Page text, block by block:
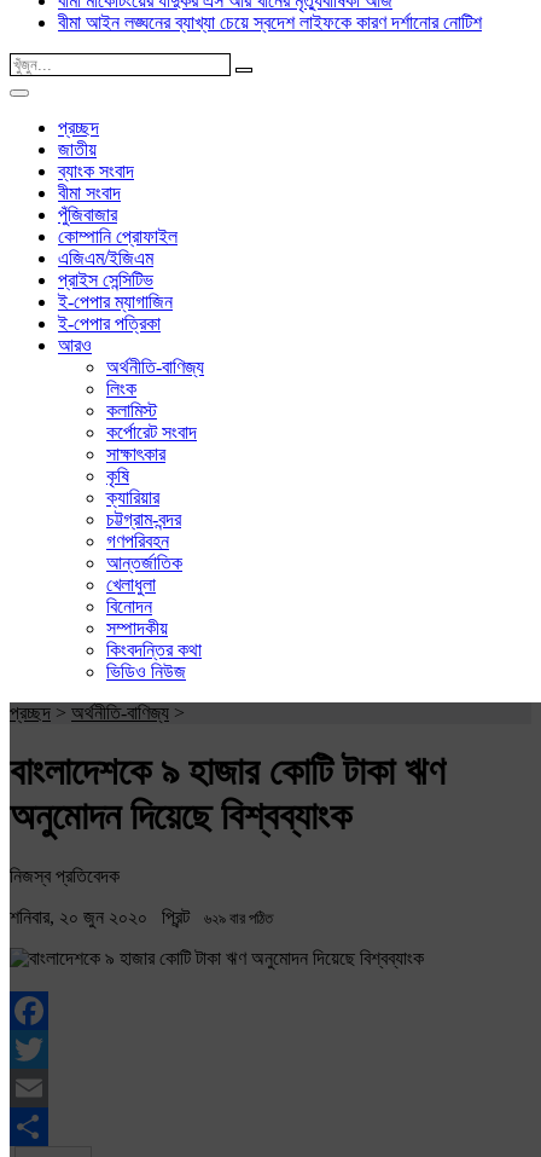
বীমা আইন লঙ্ঘনের ব্যাখ্যা চেয়ে স্বদেশ লাইফকে কারণ দর্শানোর নোটিশ
প্রচ্ছদ
জাতীয়
ব্যাংক সংবাদ
বীমা সংবাদ
পুঁজিবাজার
কোম্পানি প্রোফাইল
এজিএম/ইজিএম
প্রাইস সেন্সিটিভ
ই-পেপার ম্যাগাজিন
ই-পেপার পত্রিকা
আরও
অর্থনীতি-বাণিজ্য
লিংক
কলামিস্ট
কর্পোরেট সংবাদ
সাক্ষাৎকার
কৃষি
ক্যারিয়ার
চট্টগ্রাম-বন্দর
গণপরিবহন
আন্তর্জাতিক
খেলাধুলা
বিনোদন
সম্পাদকীয়
কিংবদন্তির কথা
ভিডিও নিউজ
প্রচ্ছদ > অর্থনীতি-বাণিজ্য >
বাংলাদেশকে ৯ হাজার কোটি টাকা ঋণ
অনুমোদন দিয়েছে বিশ্বব্যাংক
নিজস্ব প্রতিবেদক
শনিবার, ২০ জুন ২০২০ প্রিন্ট ৬২৯ বার পঠিত
Facebook
Twitter
Email